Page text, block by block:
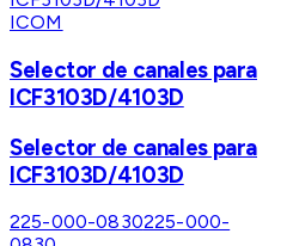
ICOM
Selector de canales para
ICF3103D/4103D
Selector de canales para
ICF3103D/4103D
225-000-0830225-000-